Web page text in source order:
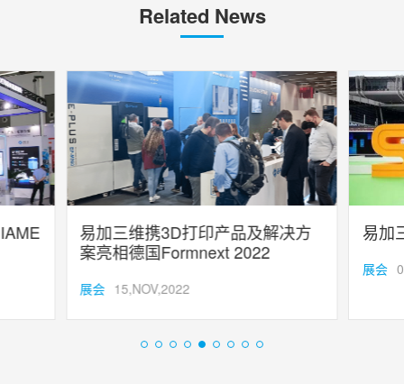
Related News
易加三维携3D打印产品及解决方
案亮相德国Formnext 2022
展会 15,NOV,2022
易加
展会